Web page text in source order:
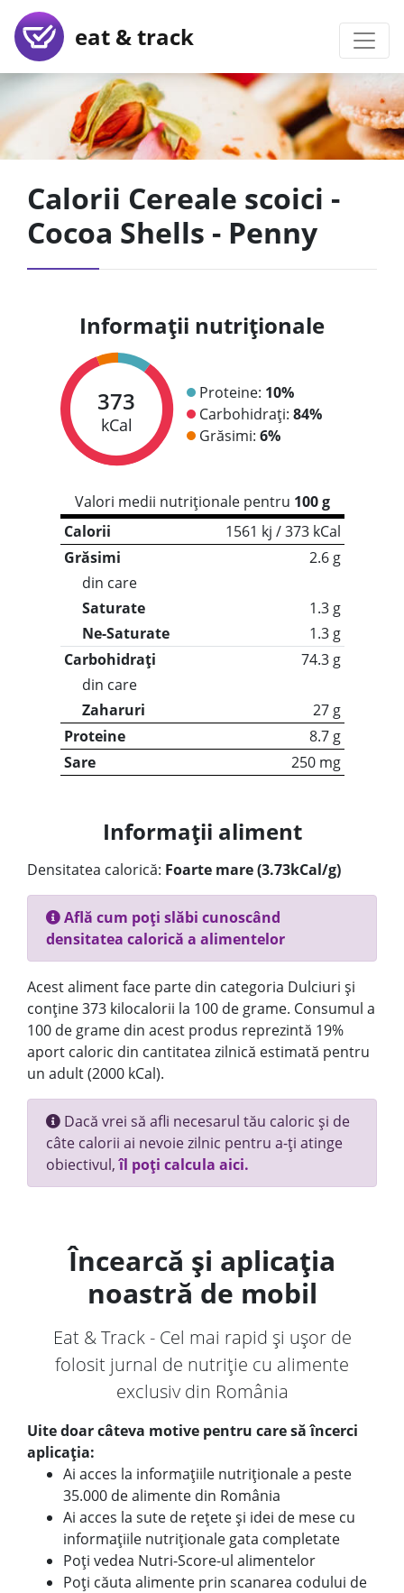
eat & track
Calorii Cereale scoici -
Cocoa Shells - Penny
Informații nutriționale
373
kCal
Proteine: 10%
Carbohidrați: 84%
Grăsimi: 6%
Valori medii nutriționale pentru 100 g
Calorii
1561 kj / 373 kCal
Grăsimi
2.6 g
din care
Saturate
1.3 g
Ne-Saturate
1.3 g
Carbohidrați
74.3 g
din care
Zaharuri
27 g
Proteine
8.7 g
Sare
250 mg
Informații aliment
Densitatea calorică: Foarte mare (3.73kCal/g)
Află cum poți slăbi cunoscând
densitatea calorică a alimentelor
Acest aliment face parte din categoria Dulciuri și
conține 373 kilocalorii la 100 de grame. Consumul a
100 de grame din acest produs reprezintă 19%
aport caloric din cantitatea zilnică estimată pentru
un adult (2000 kCal).
Dacă vrei să afli necesarul tău caloric și de
câte calorii ai nevoie zilnic pentru a-ți atinge
obiectivul,îl poți calcula aici.
Încearcă și aplicația
noastră de mobil
Eat & Track - Cel mai rapid și ușor de
folosit jurnal de nutriție cu alimente
exclusiv din România
Uite doar câteva motive pentru care să încerci
aplicația:
Ai acces la informațiile nutriționale a peste
35.000 de alimente din România
Ai acces la sute de rețete și idei de mese cu
informațiile nutriționale gata completate
Poți vedea Nutri-Score-ul alimentelor
Poți căuta alimente prin scanarea codului de